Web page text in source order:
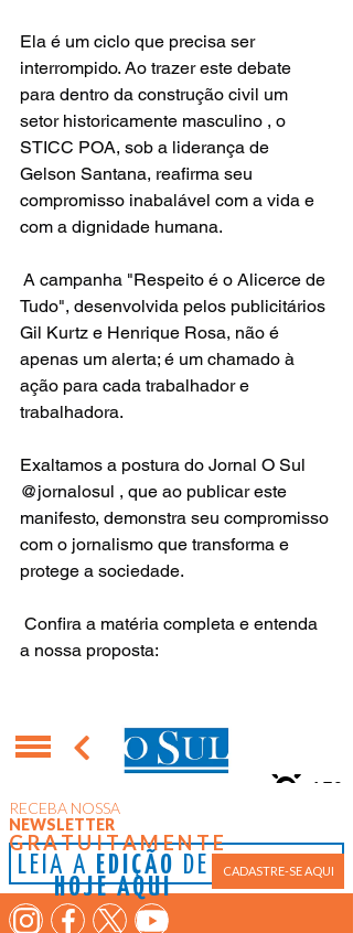
Ela é um ciclo que precisa ser
interrompido. Ao trazer este debate
para dentro da construção civil um
setor historicamente masculino , o
STICC POA, sob a liderança de
Gelson Santana, reafirma seu
compromisso inabalável com a vida e
com a dignidade humana.
A campanha "Respeito é o Alicerce de
Tudo", desenvolvida pelos publicitários
Gil Kurtz e Henrique Rosa, não é
apenas um alerta; é um chamado à
ação para cada trabalhador e
trabalhadora.
Exaltamos a postura do Jornal O Sul
@jornalosul , que ao publicar este
manifesto, demonstra seu compromisso
com o jornalismo que transforma e
protege a sociedade.
​ Confira a matéria completa e entenda
a nossa proposta: